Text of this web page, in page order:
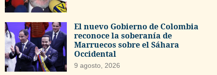
El nuevo Gobierno de Colombia
reconoce la soberanía de
Marruecos sobre el Sáhara
Occidental
9 agosto, 2026